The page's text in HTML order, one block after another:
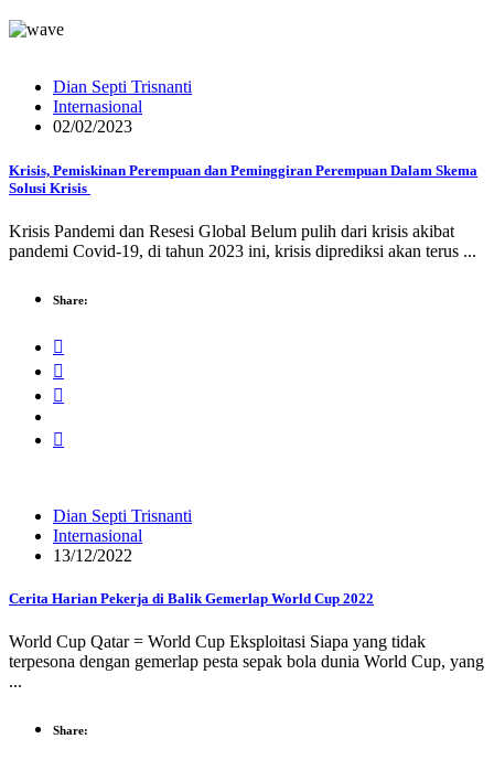
Dian Septi Trisnanti
Internasional
02/02/2023
Krisis, Pemiskinan Perempuan dan Peminggiran Perempuan Dalam Skema
Solusi Krisis
Krisis Pandemi dan Resesi Global Belum pulih dari krisis akibat
pandemi Covid-19, di tahun 2023 ini, krisis diprediksi akan terus ...
Share:
Dian Septi Trisnanti
Internasional
13/12/2022
Cerita Harian Pekerja di Balik Gemerlap World Cup 2022
World Cup Qatar = World Cup Eksploitasi Siapa yang tidak
terpesona dengan gemerlap pesta sepak bola dunia World Cup, yang
...
Share: